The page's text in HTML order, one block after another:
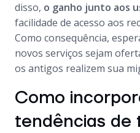
disso, o ganho junto aos
facilidade de acesso aos
Como consequência,
novos serviços sejam
os antigos realizem sua
Como
tendências de